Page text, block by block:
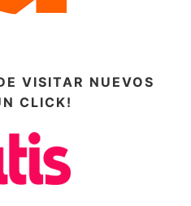
VISITAR NUEVOS
CLICK!